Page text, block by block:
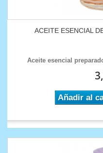
ACEITE ESENCIAL
Aceite esencial
Añadir al